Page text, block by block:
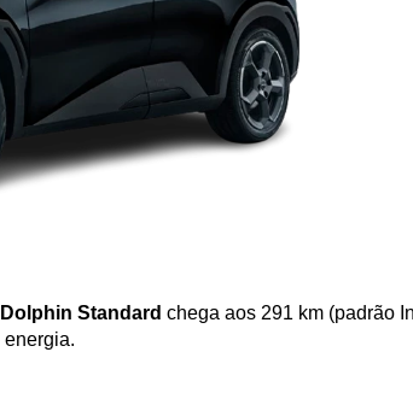
Dolphin Standard chega aos 291 km (padrão